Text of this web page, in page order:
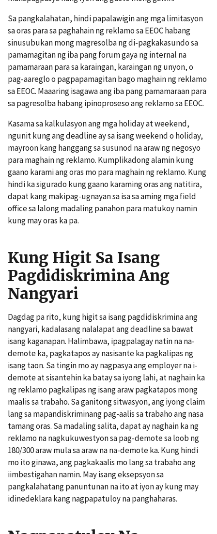
Sa pangkalahatan, hindi papalawigin ang mga limitasyon
sa oras para sa paghahain ng reklamo sa EEOC habang
sinusubukan mong magresolba ng di-pagkakasundo sa
pamamagitan ng iba pang forum gaya ng internal na
pamamaraan para sa karaingan, karaingan ng unyon, o
pag-aareglo o pagpapamagitan bago maghain ng reklamo
sa EEOC. Maaaring isagawa ang iba pang pamamaraan para
sa pagresolba habang ipinoproseso ang reklamo sa EEOC.
Kasama sa kalkulasyon ang mga holiday at weekend,
ngunit kung ang deadline ay sa isang weekend o holiday,
mayroon kang hanggang sa susunod na araw ng negosyo
para maghain ng reklamo. Kumplikadong alamin kung
gaano karami ang oras mo para maghain ng reklamo. Kung
hindi ka sigurado kung gaano karaming oras ang natitira,
dapat kang makipag-ugnayan sa isa sa aming mga field
office sa lalong madaling panahon para matukoy namin
kung may oras ka pa.
Kung Higit Sa Isang
Pagdidiskrimina Ang
Nangyari
Dagdag pa rito, kung higit sa isang pagdidiskrimina ang
nangyari, kadalasang nalalapat ang deadline sa bawat
isang kaganapan. Halimbawa, ipagpalagay natin na na-
demote ka, pagkatapos ay nasisante ka pagkalipas ng
isang taon. Sa tingin mo ay nagpasya ang employer na i-
demote at sisantehin ka batay sa iyong lahi, at naghain ka
ng reklamo pagkalipas ng isang araw pagkatapos mong
maalis sa trabaho. Sa ganitong sitwasyon, ang iyong claim
lang sa mapandiskriminang pag-aalis sa trabaho ang nasa
tamang oras. Sa madaling salita, dapat ay naghain ka ng
reklamo na nagkukuwestyon sa pag-demote sa loob ng
180/300 araw mula sa araw na na-demote ka. Kung hindi
mo ito ginawa, ang pagkakaalis mo lang sa trabaho ang
iimbestigahan namin. May isang eksepsyon sa
pangkalahatang panuntunan na ito at iyon ay kung may
idinedeklara kang nagpapatuloy na panghaharas.